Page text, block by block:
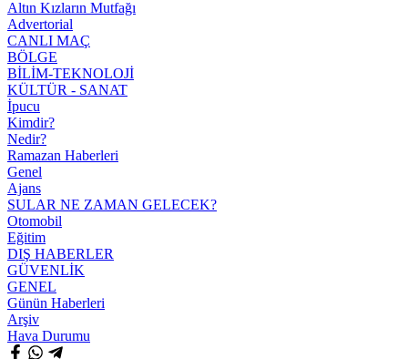
Altın Kızların Mutfağı
Advertorial
CANLI MAÇ
BÖLGE
BİLİM-TEKNOLOJİ
KÜLTÜR - SANAT
İpucu
Kimdir?
Nedir?
Ramazan Haberleri
Genel
Ajans
SULAR NE ZAMAN GELECEK?
Otomobil
Eğitim
DIŞ HABERLER
GÜVENLİK
GENEL
Günün Haberleri
Arşiv
Hava Durumu